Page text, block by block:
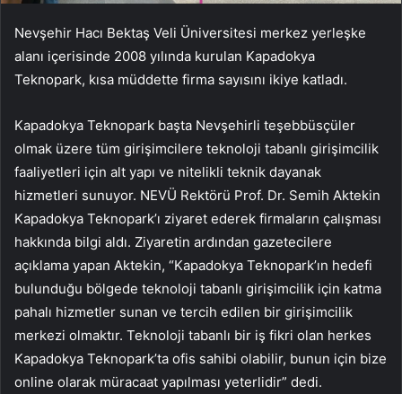
Nevşehir Hacı Bektaş Veli Üniversitesi merkez yerleşke
alanı içerisinde 2008 yılında kurulan Kapadokya
Teknopark, kısa müddette firma sayısını ikiye katladı.
Kapadokya Teknopark başta Nevşehirli teşebbüsçüler
olmak üzere tüm girişimcilere teknoloji tabanlı girişimcilik
faaliyetleri için alt yapı ve nitelikli teknik dayanak
hizmetleri sunuyor. NEVÜ Rektörü Prof. Dr. Semih Aktekin
Kapadokya Teknopark’ı ziyaret ederek firmaların çalışması
hakkında bilgi aldı. Ziyaretin ardından gazetecilere
açıklama yapan Aktekin, “Kapadokya Teknopark’ın hedefi
bulunduğu bölgede teknoloji tabanlı girişimcilik için katma
pahalı hizmetler sunan ve tercih edilen bir girişimcilik
merkezi olmaktır. Teknoloji tabanlı bir iş fikri olan herkes
Kapadokya Teknopark’ta ofis sahibi olabilir, bunun için bize
online olarak müracaat yapılması yeterlidir” dedi.